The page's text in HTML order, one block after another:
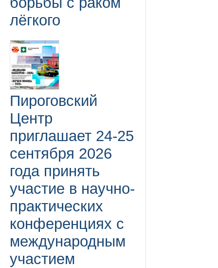
лёгкого
Пироговский
Центр
приглашает 24-25
сентября 2026
года принять
участие в научно-
практических
конференциях с
международным
участием